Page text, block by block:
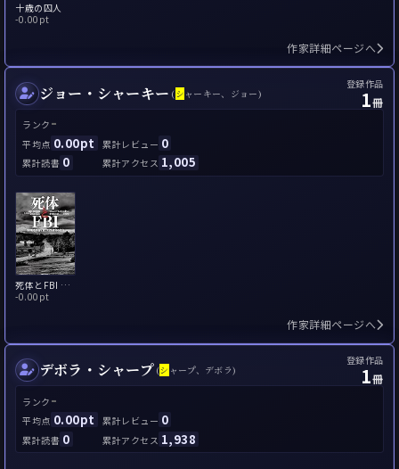
十歳の囚人
-0.00pt
作家詳細ページへ
ジョー・シャーキー (シ ャーキー、ジョー)
登録作品
1冊
ランク -
平均点 0.00pt 累計レビュー 0
累計読書 0 累計アクセス 1,005
死体とFBI 情報提供者を殺した捜査官の告白
-0.00pt
作家詳細ページへ
デボラ・シャープ (シ ャープ、デボラ)
登録作品
1冊
ランク -
平均点 0.00pt 累計レビュー 0
累計読書 0 累計アクセス 1,938